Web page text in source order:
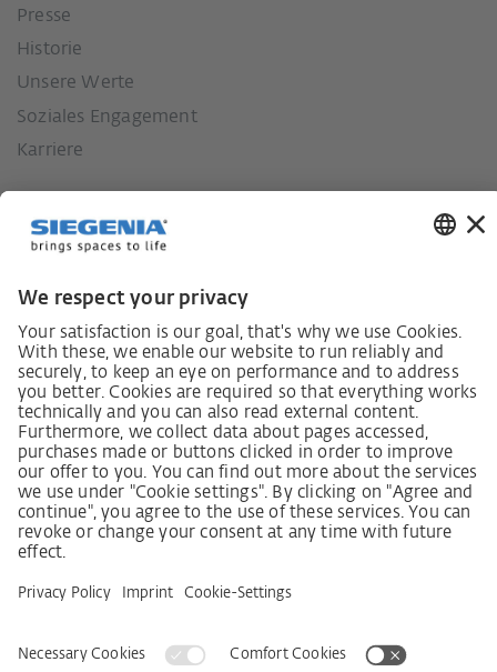
Presse
Historie
Unsere Werte
Soziales Engagement
Karriere
Lieferkettensorgfaltspflichtengesetz
Lieferantenkodex
LkSG-Merkblatt für Lieferanten
Grundsatzerklärung Menschenrechtsstrategie
Beschwerdeverfahren